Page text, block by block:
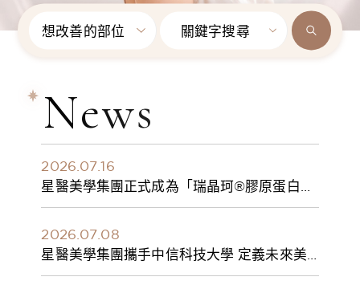
想改善的部位 關鍵字搜尋
News
2026.07.16
星醫美學集團正式成為「瑞晶珂®膠原蛋白植
入劑」台灣獨家總代理
2026.07.08
星醫美學集團攜手中信科技大學 定義未來美
學人才新標準 建構健康美學產學共育模式 串